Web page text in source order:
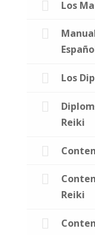
Los
Los
Reiki
Reiki